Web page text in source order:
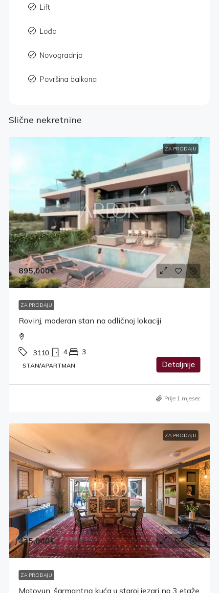
Lift
Lođa
Novogradnja
Površina balkona
Slične nekretnine
ZA PRODAJU
895,000€
ZA PRODAJU
Rovinj, moderan stan na odličnoj lokaciji
3110 4 3
STAN/APARTMAN Detaljnije
Prije 1 mjesec
ZA PRODAJU
435,000€
ZA PRODAJU
Motovun, šarmantna kuća u staroj jezgri na 3 etaže